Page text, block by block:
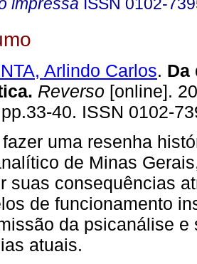
Arlindo Carlos. Da
. Reverso [online].
40. ISSN 0102-
uma resenha
de Minas
suas consequências
de funcionamento
da psicanálise e
atuais.